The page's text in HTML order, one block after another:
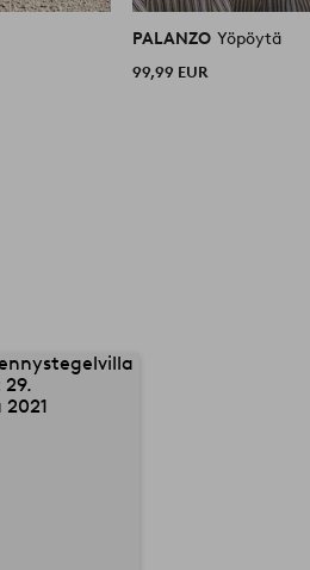
PALANZO Yöpöytä
99,99 EUR